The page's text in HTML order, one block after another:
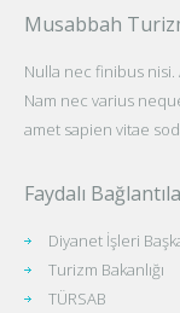
Musabbah
Nulla nec finibus
Nam nec varius
amet sapien vitae
Faydalı
Diyanet İşleri
Turizm Bakanlığı
TÜRSAB